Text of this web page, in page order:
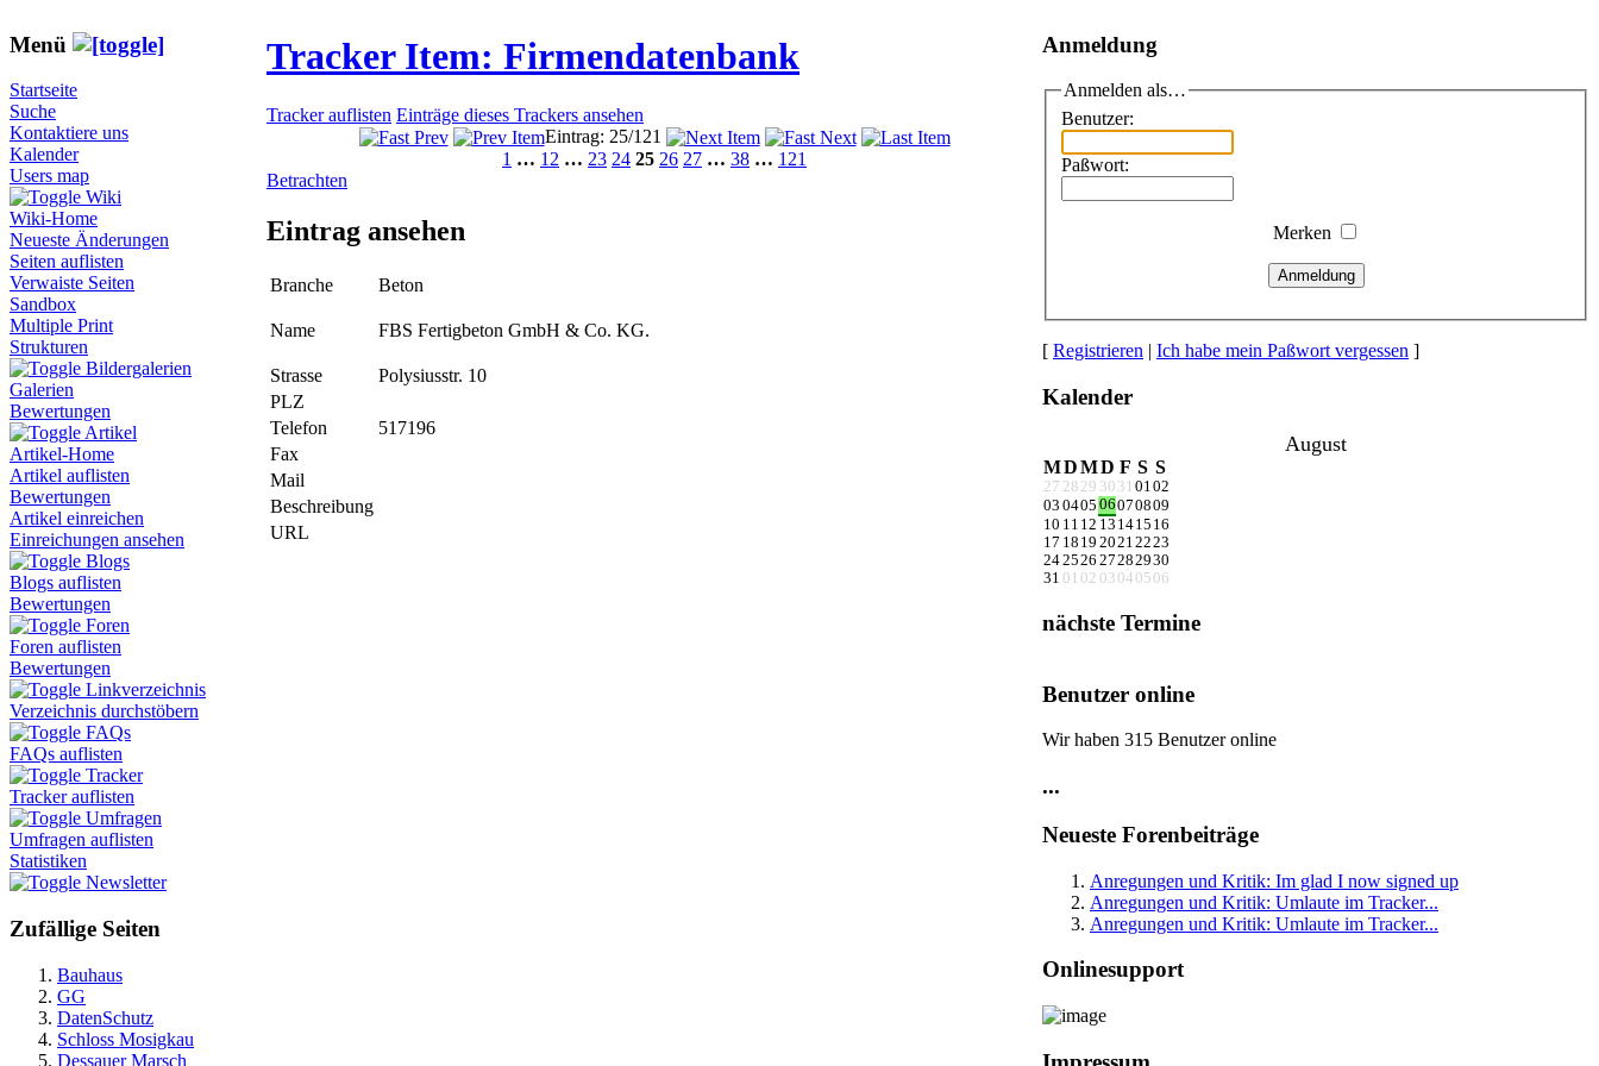
Menü
Startseite
Suche
Kontaktiere uns
Kalender
Users map
Wiki
Wiki-Home
Neueste Änderungen
Seiten auflisten
Verwaiste Seiten
Sandbox
Multiple Print
Strukturen
Bildergalerien
Galerien
Bewertungen
Artikel
Artikel-Home
Artikel auflisten
Bewertungen
Artikel einreichen
Einreichungen ansehen
Blogs
Blogs auflisten
Bewertungen
Foren
Foren auflisten
Bewertungen
Linkverzeichnis
Verzeichnis durchstöbern
FAQs
FAQs auflisten
Tracker
Tracker auflisten
Umfragen
Umfragen auflisten
Statistiken
Newsletter
Zufällige Seiten
Bauhaus
GG
DatenSchutz
Schloss Mosigkau
Dessauer Marsch
Tracker Item: Firmendatenbank
Tracker auflisten Einträge dieses Trackers ansehen
Eintrag: 25/121
1 … 12 … 23 24 25 26 27 … 38 … 121
Betrachten
Eintrag ansehen
Branche Beton
Name FBS Fertigbeton GmbH & Co. KG.
Strasse
Polysiusstr. 10
PLZ
Telefon
517196
Fax
Mail
Beschreibung
URL
Anmeldung
Anmelden als…
Benutzer:
Paßwort:
Merken
Anmeldung
[ Registrieren | Ich habe mein Paßwort vergessen ]
Kalender
August
MDMD F S S
27 28 29 30 31 0102
03 0405 06070809
10 11 12 13 1415 16
17 18 19 20212223
242526 27282930
31 01 02 03 04 05 06
nächste Termine
Benutzer online
Wir haben 315 Benutzer online
...
Neueste Forenbeiträge
Anregungen und Kritik: Im glad I now signed up
Anregungen und Kritik: Umlaute im Tracker...
Anregungen und Kritik: Umlaute im Tracker...
Onlinesupport